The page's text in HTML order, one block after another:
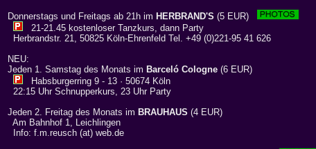
Donnerstags und Freitags ab 21h im HERBRAND'S (5 EUR)
21-21.45 kostenloser Tanzkurs, dann Party
Herbrandstr. 21, 50825 Köln-Ehrenfeld Tel. +49 (0)221-95 41 626
NEU:
Jeden 1. Samstag des Monats im Barceló Cologne (6 EUR)
Habsburgerring 9 - 13 · 50674 Köln
22:15 Uhr Schnupperkurs, 23 Uhr Party
Jeden 2. Freitag des Monats im BRAUHAUS (4 EUR)
Am Bahnhof 1, Leichlingen
Info: f.m.reusch (at) web.de